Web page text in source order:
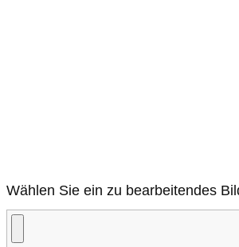
Wählen Sie ein zu bearbeitendes